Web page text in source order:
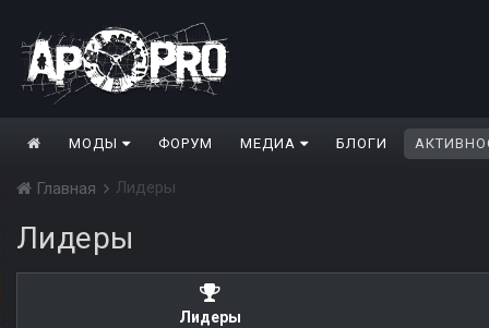
МОДЫ ФОРУМ МЕДИА БЛОГИ
Главная Лидеры
Лидеры
Лидеры